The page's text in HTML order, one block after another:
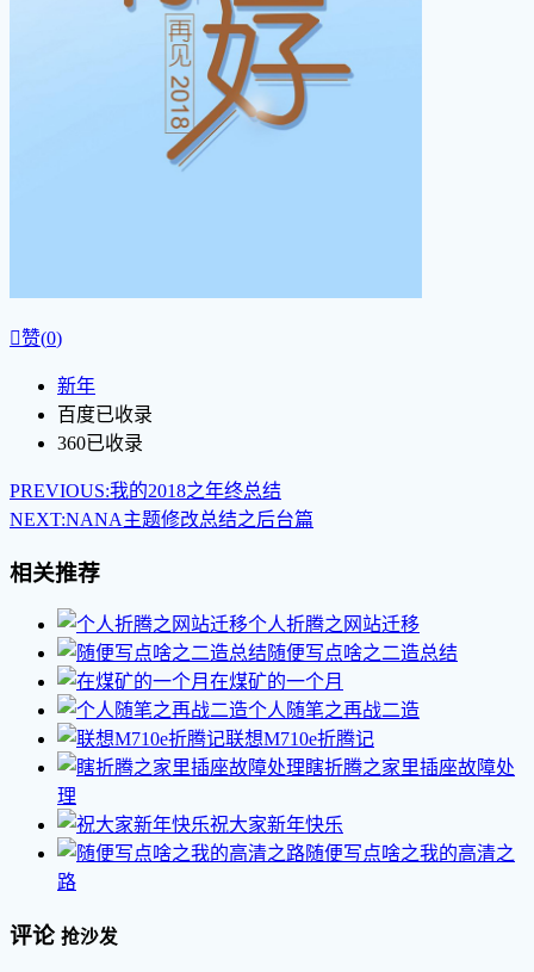
赞(0)
新年
百度已收录
360已收录
PREVIOUS:我的2018之年终总结
NEXT:NANA主题修改总结之后台篇
相关推荐
个人折腾之网站迁移
随便写点啥之二造总结
在煤矿的一个月
个人随笔之再战二造
联想M710e折腾记
瞎折腾之家里插座故障处
理
祝大家新年快乐
随便写点啥之我的高清之
路
评论 抢沙发